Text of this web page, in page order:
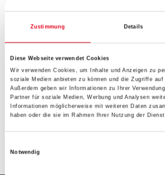
Zustimmung Details
Diese Webseite verwendet Cookies
Wir verwenden Cookies, um Inhalte und Anzeigen zu
soziale Medien anbieten zu können und die Zugriffe
Außerdem geben wir Informationen zu Ihrer
Partner für soziale Medien, Werbung und Analysen
Informationen möglicherweise mit weiteren Daten
haben oder die sie im Rahmen Ihrer Nutzung der
Notwendig
EIN KLEINER
IST
Keine Sorge, wir pinseln schon
werden das Problem so schnell
Erkunden Sie in der Zwischenzeit
und lassen Sie sich